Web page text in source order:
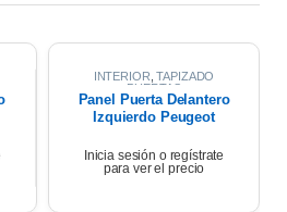
INTERIOR ,TAPIZADO
PUERTAS
Panel Puerta Delantero
Izquierdo Peugeot
Inicia sesión o regístrate
para ver el precio